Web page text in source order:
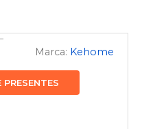
Kehome